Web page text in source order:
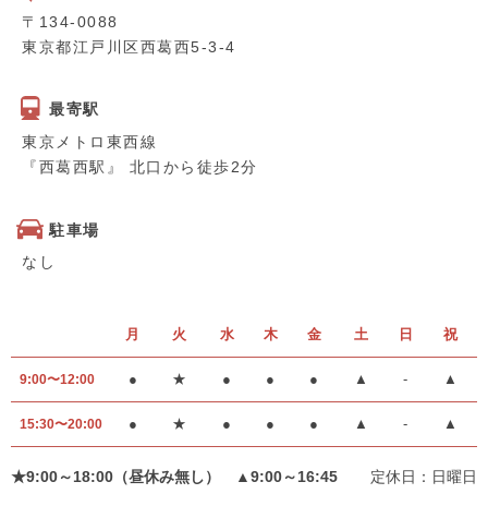
〒134-0088
東京都江戸川区西葛西5-3-4
最寄駅
東京メトロ東西線
『西葛西駅』 北口から徒歩2分
駐車場
なし
月 火 水 木 金 土 日 祝
9:00〜12:00 ● ★ ● ● ● ▲ - ▲
15:30〜20:00 ● ★ ● ● ● ▲ - ▲
★9:00～18:00（昼休み無し） ▲9:00～16:45 定休日：日曜日